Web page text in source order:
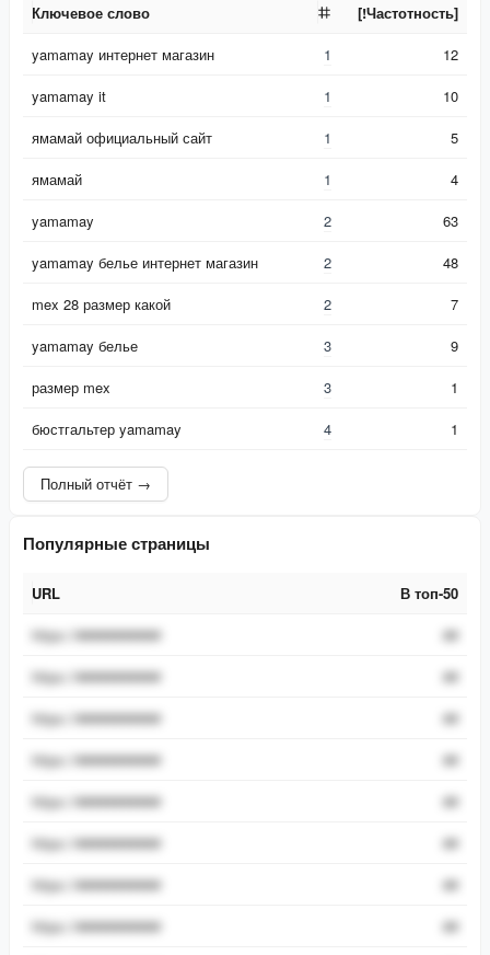
Ключевое слово
[!Частотность]
yamamay интернет магазин 1
12
yamamay it
1
10
ямамай официальный сайт
1
5
ямамай
1
4
yamamay
2
63
yamamay белье интернет магазин
2
48
mex 28 размер какой
2
7
yamamay белье
3
9
размер mex
3
1
бюстгальтер yamamay
4 1
Полный отчёт →
Популярные страницы
URL
В топ-50
URL
https://###########
##
https://###########
##
https://###########
##
https://###########
##
https://###########
##
https://###########
##
https://###########
##
https://###########
##